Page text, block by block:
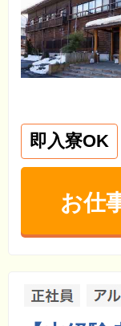
即入寮OK
お仕